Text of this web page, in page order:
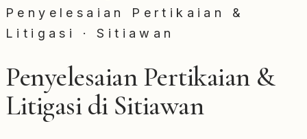
Penyelesaian Pertikaian &
Litigasi · Sitiawan
Penyelesaian Pertikaian &
Litigasi di Sitiawan